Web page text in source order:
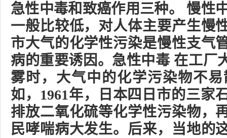
急性中毒和致癌作用三种。 慢性
一般比较低，对人体主要产生慢
市大气的化学性污染是慢性支气
病的重要诱因。急性中毒 在工厂
雾时，大气中的化学污染物不
如，1961年，日本四日市的三家
排放二氧化硫等化学性污染物，
民哮喘病大发生。后来，当地的